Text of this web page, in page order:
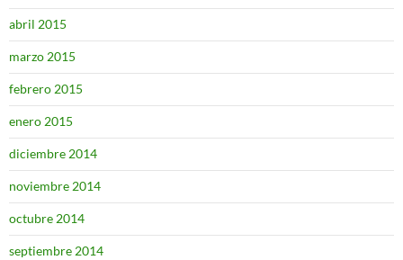
abril 2015
marzo 2015
febrero 2015
enero 2015
diciembre 2014
noviembre 2014
octubre 2014
septiembre 2014